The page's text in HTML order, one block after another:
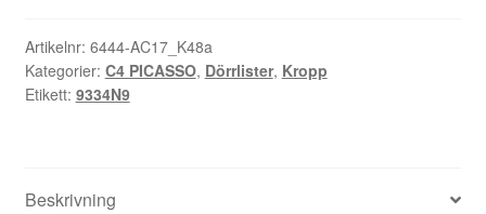
Citroën
C4
Picasso
Artikelnr: 6444-AC17_K48a
Kategorier: C4 PICASSO, Dörrlister, Kropp
Etikett: 9334N9
Beskrivning